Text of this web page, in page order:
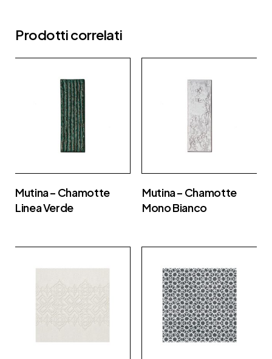
Prodotti correlati
Mutina – Chamotte
Linea Verde
Mutina – Chamotte
Mono Bianco